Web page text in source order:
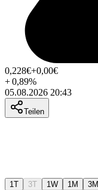
0,228€+0,00€
+0,89%
05.08.2026 20:43
Teilen
1T 3T 1W 1M 3M